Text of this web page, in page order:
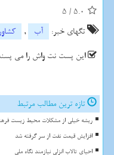
5.0
/
5
تگهای خبر:
آب ,
این پست نت واش را می
تازه ترین مطالب مرتبط
ریشه خیلی از مشکلات محیط زیست
افزایش قیمت نفت از سر گرفته شد
احیای تالاب انزلی نیازمند نگاه ملی